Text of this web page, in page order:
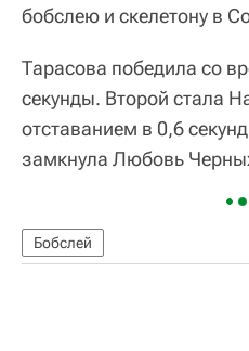
бобслею и скелетону в
Тарасова победила со
секунды. Второй стала
отставанием в 0,6
замкнула Любовь
Бобслей